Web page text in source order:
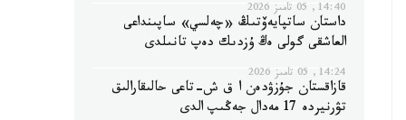
14:40, 05 تامىز 2026
داستان ساتپايەۆتىڭ «چەلسي» ساپىنداعى
العاشقى گولى ەڭ ۇزدىك دەپ تانىلدى
14:24, 05 تامىز 2026
قازاقستان جۇزۋدەن ا ق ش-تاعى حالىقارالىق
تۋرنيردە 17 مەدال جەڭىپ الدى